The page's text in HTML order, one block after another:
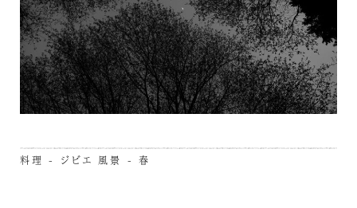
料理 - ジビエ 風景 - 春